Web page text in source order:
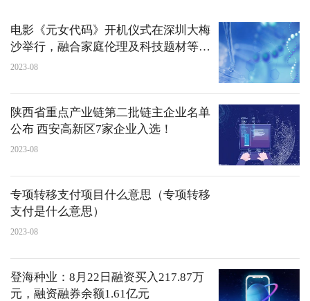
电影《元女代码》开机仪式在深圳大梅
沙举行，融合家庭伦理及科技题材等元
素
2023-08
陕西省重点产业链第二批链主企业名单
公布 西安高新区7家企业入选！
2023-08
专项转移支付项目什么意思（专项转移
支付是什么意思）
2023-08
登海种业：8月22日融资买入217.87万
元，融资融券余额1.61亿元